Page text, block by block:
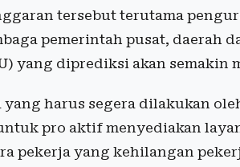
tersebut terutama
pemerintah pusat, daerah
yang diprediksi akan semakin
harus segera dilakukan
pro aktif menyediakan
pekerja yang kehilangan